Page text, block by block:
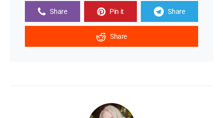
Share Pin it Share
Share